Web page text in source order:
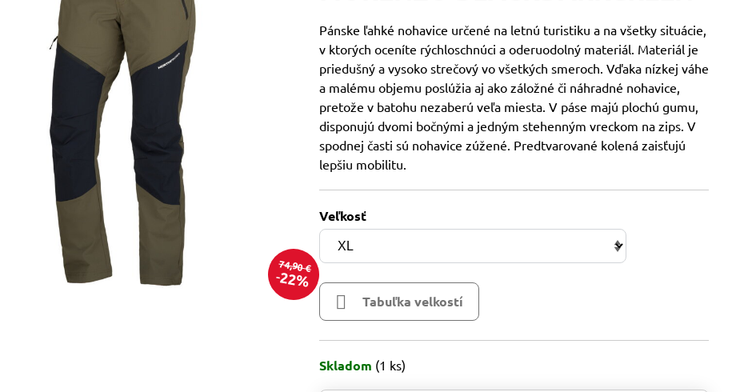
74,90 €
22%
Pánske ľahké nohavice určené na letnú turistiku a na všetky situácie,
v ktorých oceníte rýchloschnúci a oderuodolný materiál. Materiál je
priedušný a vysoko strečový vo všetkých smeroch. Vďaka nízkej váhe
a malému objemu poslúžia aj ako záložné či náhradné nohavice,
pretože v batohu nezaberú veľa miesta. V páse majú plochú gumu,
disponujú dvomi bočnými a jedným stehenným vreckom na zips. V
spodnej časti sú nohavice zúžené. Predtvarované kolená zaisťujú
lepšiu mobilitu.
Veľkosť
Tabuľka velkostí
Skladom (1 ks)